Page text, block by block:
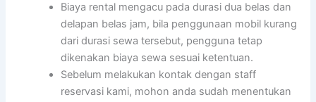
Biaya rental mengacu pada durasi dua belas dan
delapan belas jam, bila penggunaan mobil kurang
dari durasi sewa tersebut, pengguna tetap
dikenakan biaya sewa sesuai ketentuan.
Sebelum melakukan kontak dengan staff
reservasi kami, mohon anda sudah menentukan